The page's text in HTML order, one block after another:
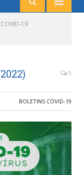
19
0
BOLETINS COVID-19